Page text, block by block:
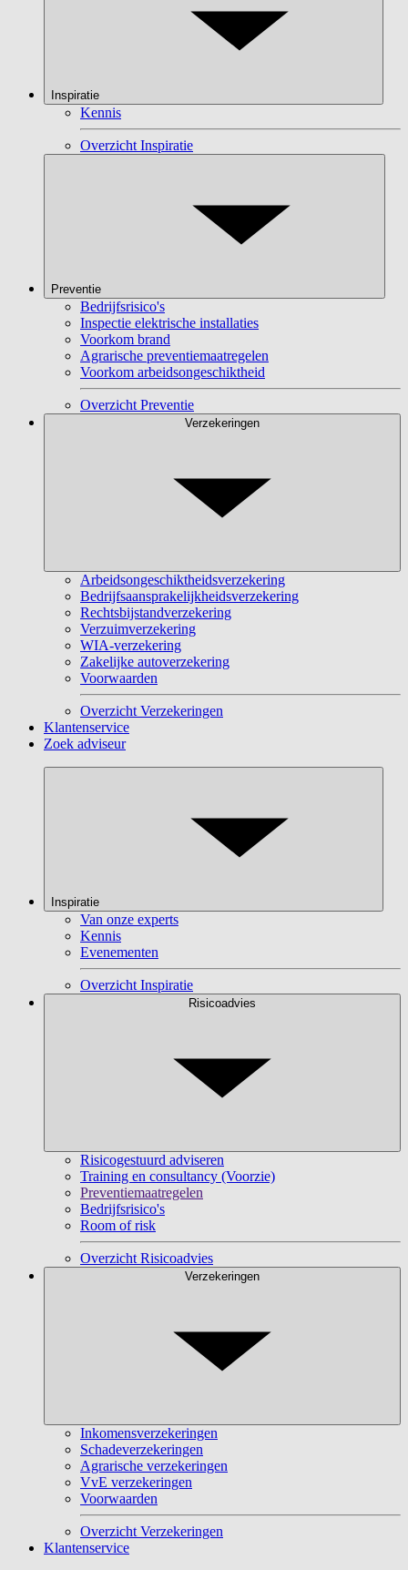
Inspiratie
Kennis
Overzicht Inspiratie
Preventie
Bedrijfsrisico's
Inspectie elektrische installaties
Voorkom brand
Agrarische preventiemaatregelen
Voorkom arbeidsongeschiktheid
Overzicht Preventie
Verzekeringen
Arbeidsongeschiktheidsverzekering
Bedrijfsaansprakelijkheidsverzekering
Rechtsbijstandverzekering
Verzuimverzekering
WIA-verzekering
Zakelijke autoverzekering
Voorwaarden
Overzicht Verzekeringen
Klantenservice
Zoek adviseur
Inspiratie
Van onze experts
Kennis
Evenementen
Overzicht Inspiratie
Risicoadvies
Risicogestuurd adviseren
Training en consultancy (Voorzie)
Preventiemaatregelen
Bedrijfsrisico's
Room of risk
Overzicht Risicoadvies
Verzekeringen
Inkomensverzekeringen
Schadeverzekeringen
Agrarische verzekeringen
VvE verzekeringen
Voorwaarden
Overzicht Verzekeringen
Klantenservice